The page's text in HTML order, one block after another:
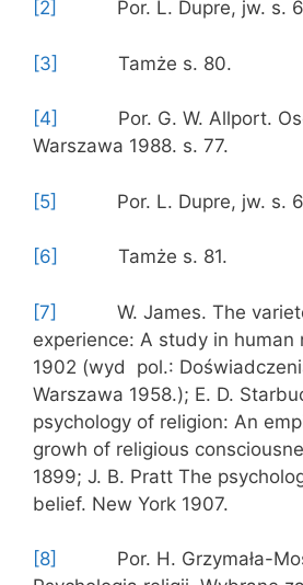
[2] Por. L. Dupre, jw. s.
[3] Tamże s. 80.
[4]
Por. G. W. Allport.
Warszawa 1988. s. 77.
[5] Por. L. Dupre, jw. s.
[6] Tamże s. 81.
[7]
W. James. The
experience: A study in human
1902 (wyd pol.:
Warszawa 1958.); E. D.
psychology of religion: An
growh of religious
1899; J. B. Pratt The
belief. New York 1907.
[8]
Por. H. Grzymała-